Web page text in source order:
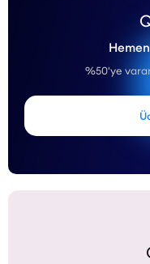
%50'ye